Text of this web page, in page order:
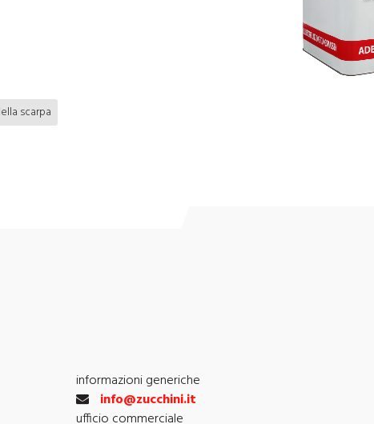
scarpa
informazioni generiche
info@zucchini.it
ufficio commerciale